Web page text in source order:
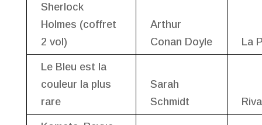
Sherlock
Holmes (coffret
2 vol)
Arthur
Conan Doyle
La
Le Bleu est la
couleur la plus
rare
Sarah
Schmidt